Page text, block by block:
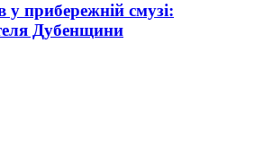
у прибережній смузі:
Дубенщини